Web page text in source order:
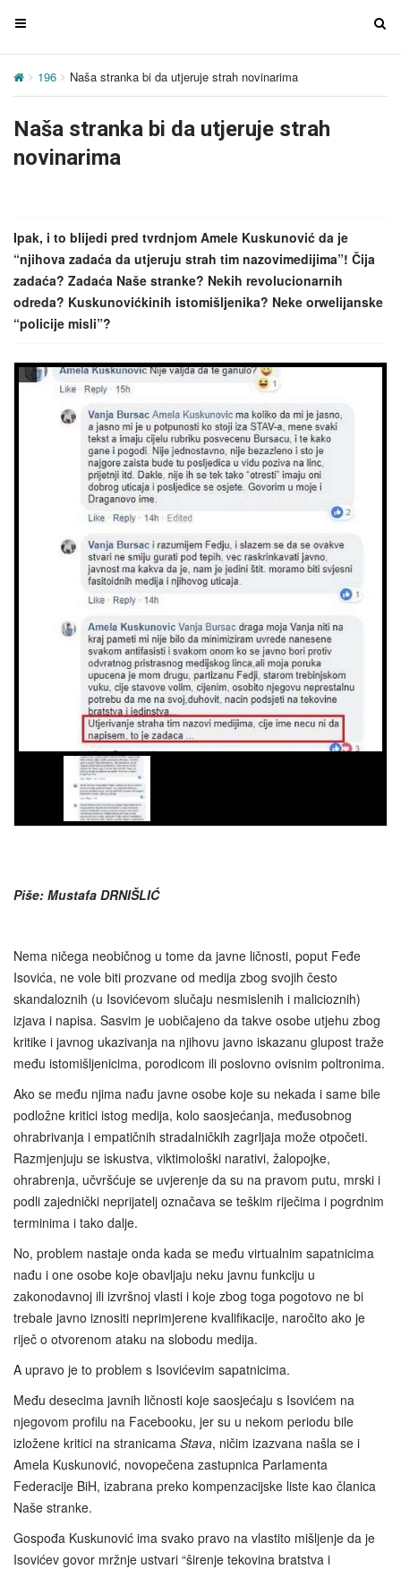
T
g
e
n
g
a
t
i
o
T
a
i
196 Naša stranka bi da utjeruje strah novinarima
Naša stranka bi da utjeruje strah
novinarima
Ipak, i to blijedi pred tvrdnjom Amele Kuskunović da je
“njihova zadaća da utjeruju strah tim nazovimedijima”! Čija
zadaća? Zadaća Naše stranke? Nekih revolucionarnih
odreda? Kuskunovićkinih istomišljenika? Neke orwelijanske
“policije misli”?
Piše: Mustafa DRNIŠLIĆ
Nema ničega neobičnog u tome da javne ličnosti, poput Feđe
Isovića, ne vole biti prozvane od medija zbog svojih često
skandaloznih (u Isovićevom slučaju nesmislenih i malicioznih)
izjava i napisa. Sasvim je uobičajeno da takve osobe utjehu zbog
kritike i javnog ukazivanja na njihovu javno iskazanu glupost traže
među istomišljenicima, porodicom ili poslovno ovisnim poltronima.
Ako se među njima nađu javne osobe koje su nekada i same bile
podložne kritici istog medija, kolo saosjećanja, međusobnog
ohrabrivanja i empatičnih stradalničkih zagrljaja može otpočeti.
Razmjenjuju se iskustva, viktimološki narativi, žalopojke,
ohrabrenja, učvršćuje se uvjerenje da su na pravom putu, mrski i
podli zajednički neprijatelj označava se teškim riječima i pogrdnim
terminima i tako dalje.
No, problem nastaje onda kada se među virtualnim sapatnicima
nađu i one osobe koje obavljaju neku javnu funkciju u
zakonodavnoj ili izvršnoj vlasti i koje zbog toga pogotovo ne bi
trebale javno iznositi neprimjerene kvalifikacije, naročito ako je
riječ o otvorenom ataku na slobodu medija.
A upravo je to problem s Isovićevim sapatnicima.
Među desecima javnih ličnosti koje saosjećaju s Isovićem na
njegovom profilu na Facebooku, jer su u nekom periodu bile
izložene kritici na stranicama Stava, ničim izazvana našla se i
Amela Kuskunović, novopečena zastupnica Parlamenta
Federacije BiH, izabrana preko kompenzacijske liste kao članica
Naše stranke.
Gospođa Kuskunović ima svako pravo na vlastito mišljenje da je
Isovićev govor mržnje ustvari “širenje tekovina bratstva i